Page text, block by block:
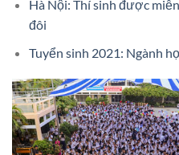
Hà Nội: Thí sinh được
đôi
Tuyển sinh 2021: Ngành